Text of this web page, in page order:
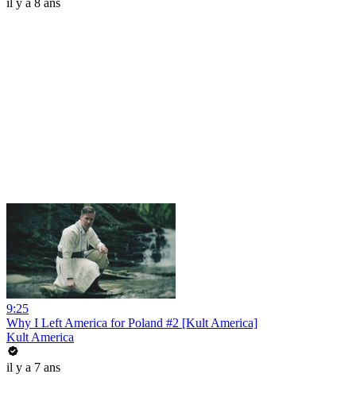
il y a 8 ans
9:25
Why I Left America for Poland #2 [Kult America]
Kult America
il y a 7 ans